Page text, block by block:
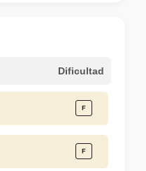
Dificultad